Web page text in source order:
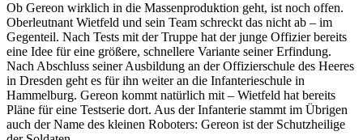
Ob Gereon wirklich in die Massenproduktion geht, ist noch offen.
Oberleutnant Wietfeld und sein Team schreckt das nicht ab – im
Gegenteil. Nach Tests mit der Truppe hat der junge Offizier bereits
eine Idee für eine größere, schnellere Variante seiner Erfindung.
Nach Abschluss seiner Ausbildung an der Offizierschule des Heeres
in Dresden geht es für ihn weiter an die Infanterieschule in
Hammelburg. Gereon kommt natürlich mit – Wietfeld hat bereits
Pläne für eine Testserie dort. Aus der Infanterie stammt im Übrigen
auch der Name des kleinen Roboters: Gereon ist der Schutzheilige